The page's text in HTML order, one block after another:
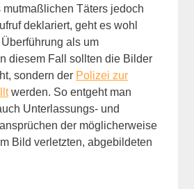
mutmaßlichen Täters jedoch
deklariert, geht es wohl
als um
diesem Fall sollten die Bilder
sondern der Polizei zur
werden. So entgeht man
Unterlassungs- und
der möglicherweise
Bild verletzten, abgebildeten